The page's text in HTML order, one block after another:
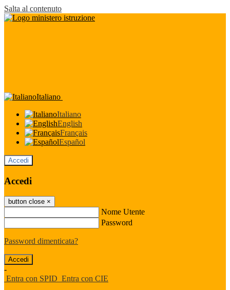
Salta al contenuto
Italiano
Italiano
English
Français
Español
Accedi
Accedi
button close ×
Nome Utente
Password
Password dimenticata?
-
Entra con SPID Entra con CIE